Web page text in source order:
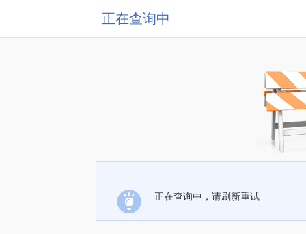
正在查询中
正在查询中，请刷新重试